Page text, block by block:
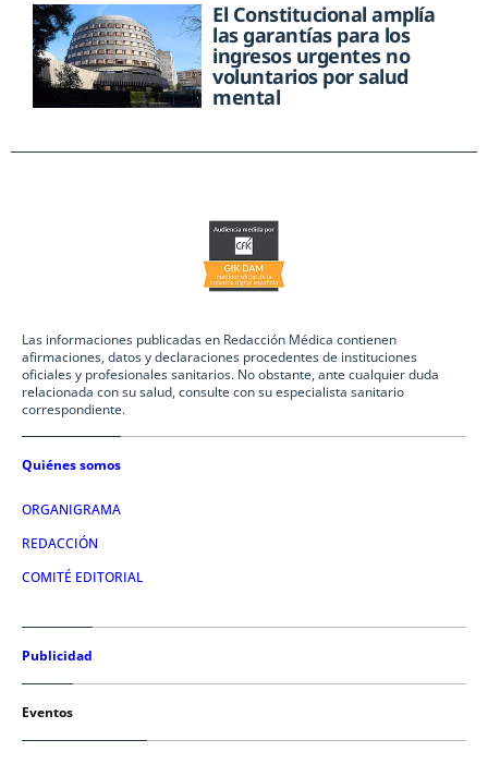
El Constitucional amplía
las garantías para los
ingresos urgentes no
voluntarios por salud
mental
Las informaciones publicadas en Redacción Médica contienen
afirmaciones, datos y declaraciones procedentes de instituciones
oficiales y profesionales sanitarios. No obstante, ante cualquier duda
relacionada con su salud, consulte con su especialista sanitario
correspondiente.
Quiénes somos
ORGANIGRAMA
REDACCIÓN
COMITÉ EDITORIAL
Publicidad
Eventos